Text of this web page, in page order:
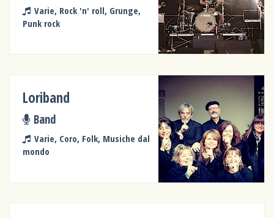
Varie, Rock 'n' roll, Grunge,
Punk rock
Loriband
Band
Varie, Coro, Folk, Musiche dal
mondo